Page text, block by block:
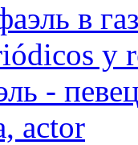
в
y
-
actor